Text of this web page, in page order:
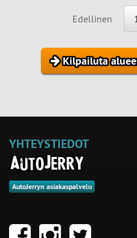
Edellinen
Kilpailuta
YHTEYSTIEDOT
AutoJerryn asiakaspalvelu